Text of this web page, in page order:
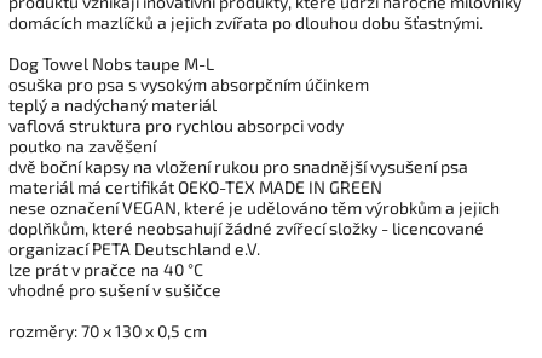
domácích mazlíčků a jejich zvířata po dlouhou dobu šťastnými.
Dog Towel Nobs taupe M-L
osuška pro psa s vysokým absorpčním účinkem
teplý a nadýchaný materiál
vaflová struktura pro rychlou absorpci vody
poutko na zavěšení
dvě boční kapsy na vložení rukou pro snadnější vysušení psa
materiál má certifikát OEKO-TEX MADE IN GREEN
nese označení VEGAN, které je udělováno těm výrobkům a jejich
doplňkům, které neobsahují žádné zvířecí složky - licencované
organizací PETA Deutschland e.V.
lze prát v pračce na 40 °C
vhodné pro sušení v sušičce
rozměry: 70 x 130 x 0,5 cm